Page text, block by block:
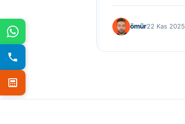
ömür22 Kas 2025